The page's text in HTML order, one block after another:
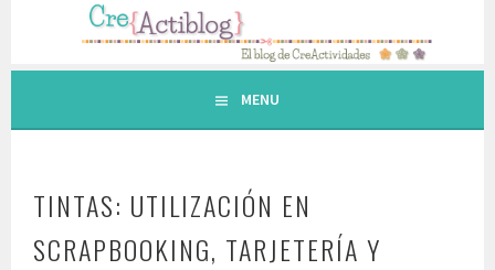
contenido.
MENU
TINTAS: UTILIZACIÓN EN
SCRAPBOOKING, TARJETERÍA Y